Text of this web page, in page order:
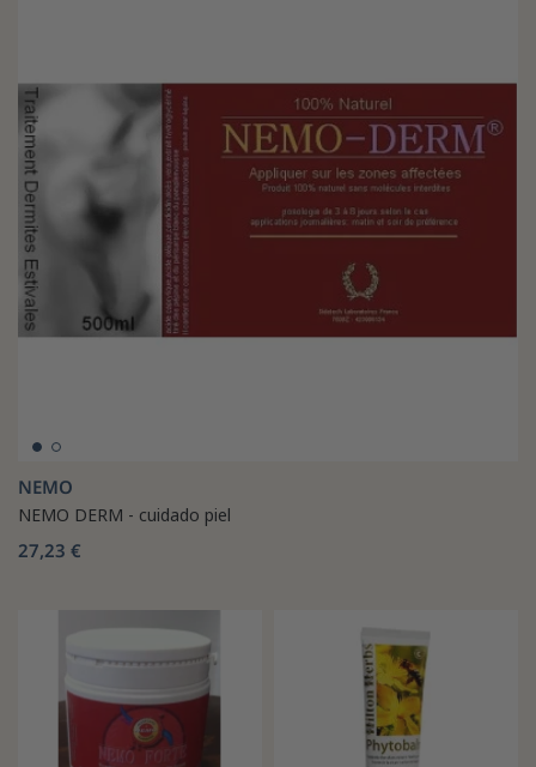
NEMO
NEMO DERM - cuidado piel
27,23 €